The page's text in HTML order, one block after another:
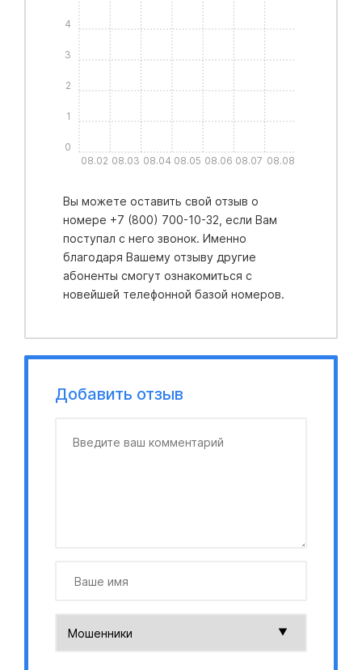
08.02 08.03 08.04 08.05 08.06 08.07 08.08
0
1
2
3
4
Вы можете оставить свой отзыв о
номере +7 (800) 700-10-32, если Вам
поступал с него звонок. Именно
благодаря Вашему отзыву другие
абоненты смогут ознакомиться с
новейшей телефонной базой номеров.
Добавить отзыв